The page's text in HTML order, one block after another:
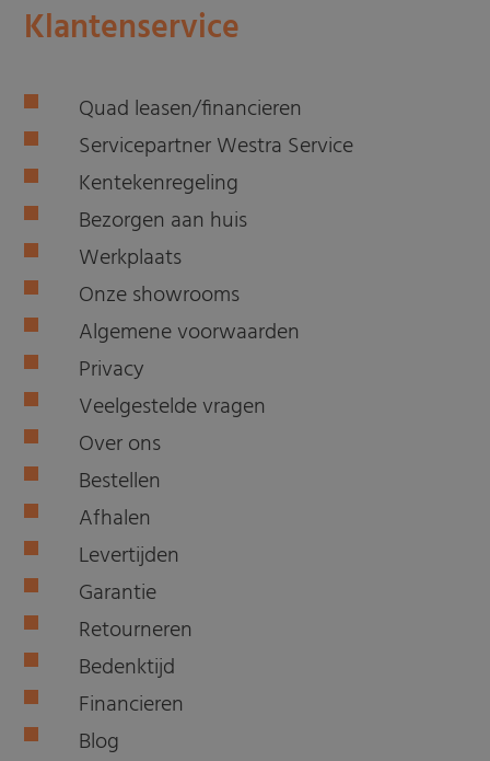
Klantenservice
Quad leasen/financieren
Servicepartner Westra Service
Kentekenregeling
Bezorgen aan huis
Werkplaats
Onze showrooms
Algemene voorwaarden
Privacy
Veelgestelde vragen
Over ons
Bestellen
Afhalen
Levertijden
Garantie
Retourneren
Bedenktijd
Financieren
Blog